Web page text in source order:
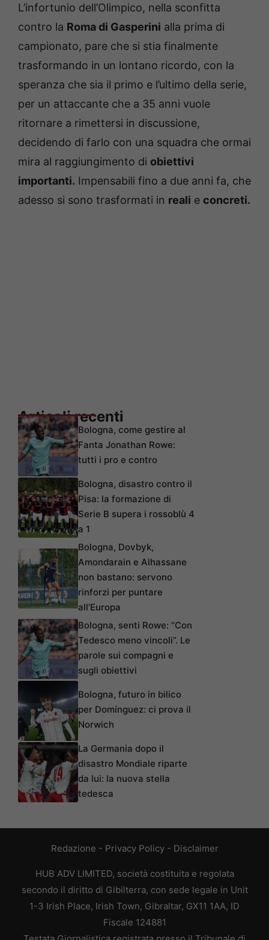
L’infortunio dell’Olimpico, nella sconfitta
contro la Roma di Gasperini alla prima di
campionato, pare che si stia finalmente
trasformando in un lontano ricordo, con la
speranza che sia il primo e l’ultimo della serie,
per un attaccante che a 35 anni vuole
ritornare a rimettersi in discussione,
decidendo di farlo con una squadra che ormai
mira al raggiungimento di obiettivi
importanti. Impensabili fino a due anni fa, che
adesso si sono trasformati in reali e concreti.
Articoli recenti
Bologna, come gestire al
Fanta Jonathan Rowe:
tutti i pro e contro
Bologna, disastro contro il
Pisa: la formazione di
Serie B supera i rossoblù 4
a 1
Bologna, Dovbyk,
Amondarain e Alhassane
non bastano: servono
rinforzi per puntare
all’Europa
Bologna, senti Rowe: “Con
Tedesco meno vincoli”. Le
parole sui compagni e
sugli obiettivi
Bologna, futuro in bilico
per Domínguez: ci prova il
Norwich
La Germania dopo il
disastro Mondiale riparte
da lui: la nuova stella
tedesca
Redazione - Privacy Policy- Disclaimer
HUB ADV LIMITED, società costituita e regolata
secondo il diritto di Gibilterra, con sede legale in Unit
1-3 Irish Place, Irish Town, Gibraltar, GX11 1AA, ID
Fiscale 124881